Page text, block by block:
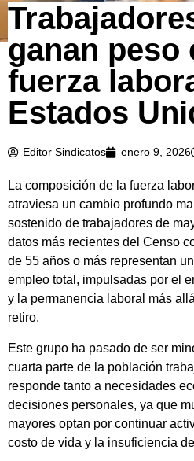
ganan peso
fuerza
Estados
Editor Sindicatos enero 9, 2026
La composición de la fuerza
atraviesa un cambio profundo
sostenido de trabajadores de
datos más recientes del Censo
de 55 años o más representan
empleo total, impulsadas por el
y la permanencia laboral más
retiro.
Este grupo ha pasado de ser
cuarta parte de la población
responde tanto a necesidades
decisiones personales, ya que
mayores optan por continuar
costo de vida y la insuficiencia